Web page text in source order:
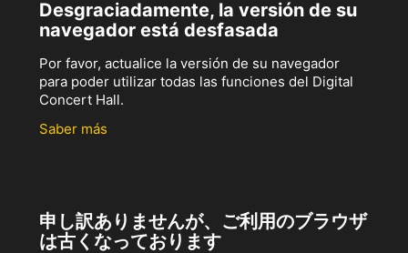
Desgraciadamente, la versión de su
navegador está desfasada
Por favor, actualice la versión de su navegador
para poder utilizar todas las funciones del Digital
Concert Hall.
Saber más
申し訳ありませんが、ご利用のブラウザ
は古くなっております